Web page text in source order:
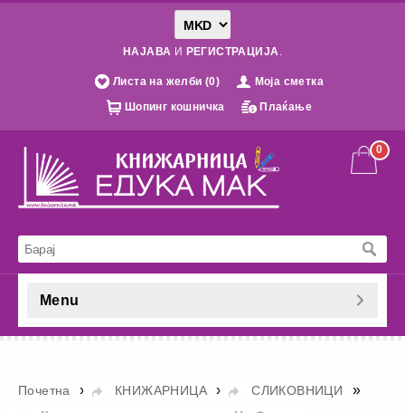
НАЈАВА И РЕГИСТРАЦИЈА.
Листа на желби (0)
Моја сметка
Шопинг кошничка
Плаќање
0
Menu
Почетна » КНИЖАРНИЦА » СЛИКОВНИЦИ »